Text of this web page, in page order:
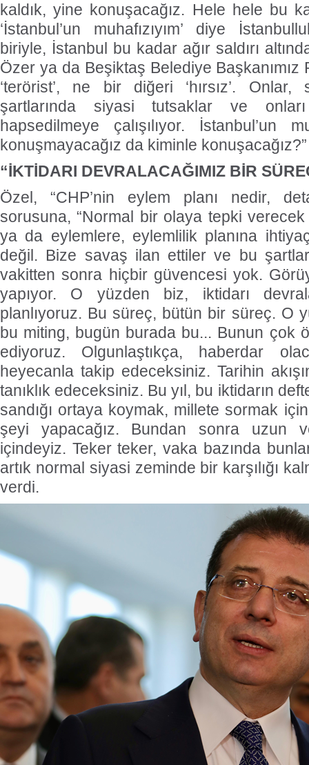
kaldık, yine konuşacağız. Hele hele bu
‘İstanbul’un muhafızıyım’ diye
biriyle, İstanbul bu kadar ağır saldırı
Özer ya da Beşiktaş Belediye
‘terörist’, ne bir diğeri ‘hırsız’.
şartlarında siyasi tutsaklar ve
hapsedilmeye çalışılıyor. İstanbul’un
konuşmayacağız da kiminle
“İKTİDARI DEVRALACAĞIMIZ BİR
Özel, “CHP’nin eylem planı nedir,
sorusuna, “Normal bir olaya tepki
ya da eylemlere, eylemlilik planına
değil. Bize savaş ilan ettiler ve bu
vakitten sonra hiçbir güvencesi yok.
yapıyor. O yüzden biz, iktidarı
planlıyoruz. Bu süreç, bütün bir süreç. O
bu miting, bugün burada bu... Bunun çok
ediyoruz. Olgunlaştıkça, haberdar
heyecanla takip edeceksiniz. Tarihin
tanıklık edeceksiniz. Bu yıl, bu iktidarın
sandığı ortaya koymak, millete sormak
şeyi yapacağız. Bundan sonra uzun
içindeyiz. Teker teker, vaka bazında
artık normal siyasi zeminde bir karşılığı
verdi.